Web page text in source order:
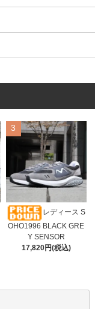
3
レディース S
OHO1996 BLACK GRE
Y SENSOR
17,820円(税込)